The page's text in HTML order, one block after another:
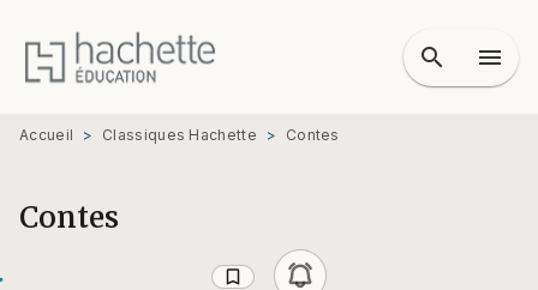
MENU RECHERCHE
PIED DE PAGE
search menu
Accueil > Classiques Hachette > Contes
Contes
bookmark_border